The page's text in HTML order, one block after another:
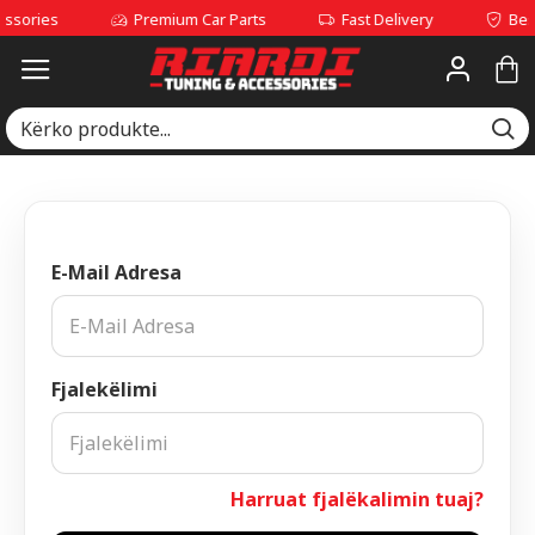
Premium Car Parts Fast Delivery Best
E-Mail Adresa
Fjalekëlimi
Harruat fjalëkalimin tuaj?